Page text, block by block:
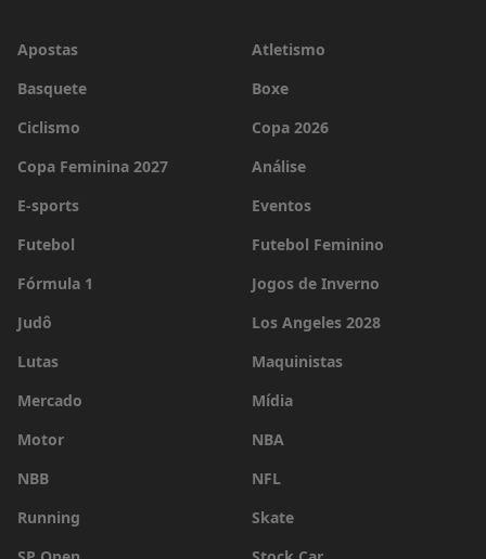
Apostas
Atletismo
Basquete
Boxe
Ciclismo
Copa 2026
Copa Feminina 2027
Análise
E-sports
Eventos
Futebol
Futebol Feminino
Fórmula 1
Jogos de Inverno
Judô
Los Angeles 2028
Lutas
Maquinistas
Mercado
Mídia
Motor
NBA
NBB
NFL
Running
Skate